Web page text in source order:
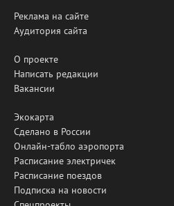
Реклама на сайте
Аудитория сайта
О проекте
Написать редакции
Вакансии
Экокарта
Сделано в России
Онлайн-табло аэропорта
Расписание электричек
Расписание поездов
Подписка на новости